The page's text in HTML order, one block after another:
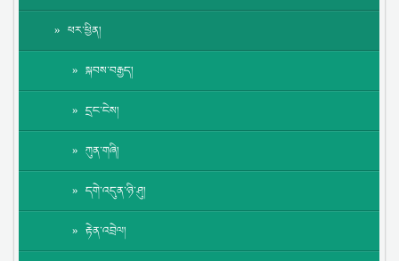
ཕར་ཕྱིན།
སྐབས་བརྒྱད།
དྲང་ངེས།
ཀུན་གཞི།
དགེ་འདུན་ཉི་ཤུ།
རྟེན་འབྲེལ།